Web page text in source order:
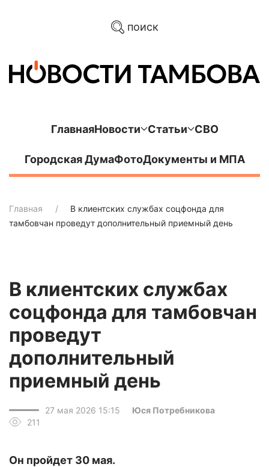
поиск
ГлавнаяНовости Статьи СВО
Городская ДумаФотоДокументы и МПА
Главная
В клиентских службах соцфонда для
тамбовчан проведут дополнительный приемный день
В клиентских службах
соцфонда для тамбовчан
проведут
дополнительный
приемный день
27 мая 2026 15:15
Юся Потребникова
211
Он пройдет 30 мая.